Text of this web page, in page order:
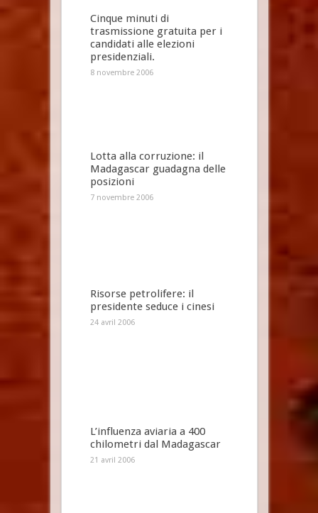
Cinque minuti di
trasmissione gratuita per i
candidati alle elezioni
presidenziali.
8 novembre 2006
Lotta alla corruzione: il
Madagascar guadagna delle
posizioni
7 novembre 2006
Risorse petrolifere: il
presidente seduce i cinesi
24 avril 2006
L’influenza aviaria a 400
chilometri dal Madagascar
21 avril 2006